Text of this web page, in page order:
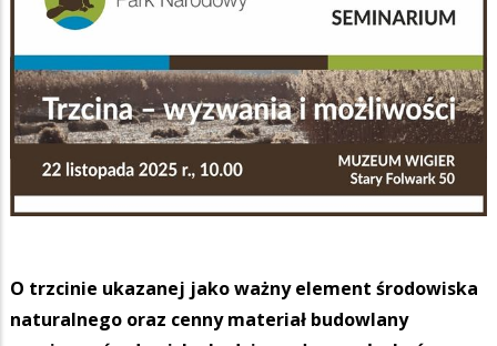
O trzcinie ukazanej jako ważny element środowiska
naturalnego oraz cenny materiał budowlany